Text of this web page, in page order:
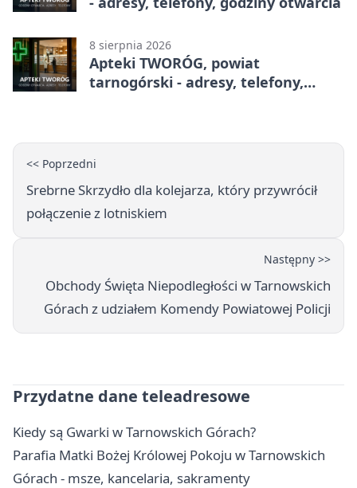
8 sierpnia 2026
Apteki TWORÓG, powiat
tarnogórski - adresy, telefony,
<< Poprzedni
Srebrne Skrzydło dla kolejarza, który przywrócił
połączenie z lotniskiem
Następny >>
Obchody Święta Niepodległości w Tarnowskich
Górach z udziałem Komendy Powiatowej Policji
Przydatne dane teleadresowe
Kiedy są Gwarki w Tarnowskich Górach?
Parafia Matki Bożej Królowej Pokoju w Tarnowskich
Górach - msze, kancelaria, sakramenty